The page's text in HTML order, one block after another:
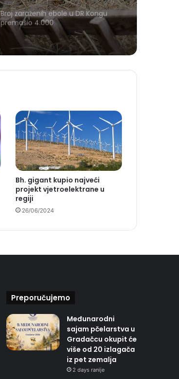
Broj zaraženih ebole u DR Kongu
premašio 4.000
Bh. gigant kupio najveći
projekt vjetroelektrane u
regiji
26/06/2024
Preporučujemo
Međunarodni
sajam pčelarstva u
Gradačcu okupit će
više od 20 izlagača
iz pet zemalja
2 days ranije